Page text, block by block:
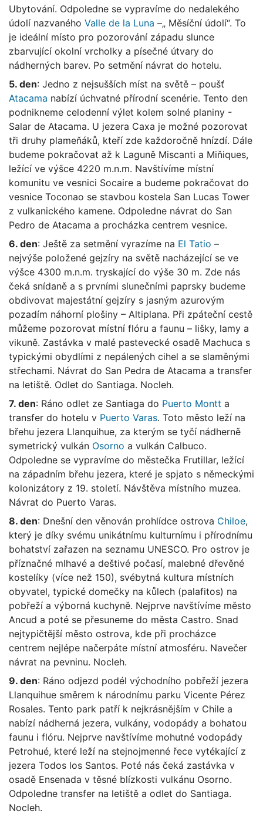
Ubytování. Odpoledne se vypravíme do nedalekého
údolí nazvaného Valle de la Luna –„ Měsíční údolí“. To
je ideální místo pro pozorování západu slunce
zbarvující okolní vrcholky a písečné útvary do
nádherných barev. Po setmění návrat do hotelu.
5. den: Jedno z nejsušších míst na světě – poušť
Atacama nabízí úchvatné přírodní scenérie. Tento den
podnikneme celodenní výlet kolem solné planiny -
Salar de Atacama. U jezera Caxa je možné pozorovat
tři druhy plameňáků, kteří zde každoročně hnízdí. Dále
budeme pokračovat až k Laguně Miscanti a Miňiques,
ležící ve výšce 4220 m.n.m. Navštívíme místní
komunitu ve vesnici Socaire a budeme pokračovat do
vesnice Toconao se stavbou kostela San Lucas Tower
z vulkanického kamene. Odpoledne návrat do San
Pedro de Atacama a procházka centrem vesnice.
6. den: Ještě za setmění vyrazíme na El Tatio –
nejvýše položené gejzíry na světě nacházející se ve
výšce 4300 m.n.m. tryskající do výše 30 m. Zde nás
čeká snídaně a s prvními slunečními paprsky budeme
obdivovat majestátní gejzíry s jasným azurovým
pozadím náhorní plošiny – Altiplana. Při zpáteční cestě
můžeme pozorovat místní flóru a faunu – lišky, lamy a
vikuně. Zastávka v malé pastevecké osadě Machuca s
typickými obydlími z nepálených cihel a se slaměnými
střechami. Návrat do San Pedra de Atacama a transfer
na letiště. Odlet do Santiaga. Nocleh.
7. den: Ráno odlet ze Santiaga do Puerto Montt a
transfer do hotelu v Puerto Varas. Toto město leží na
břehu jezera Llanquihue, za kterým se tyčí nádherně
symetrický vulkán Osorno a vulkán Calbuco.
Odpoledne se vypravíme do městečka Frutillar, ležící
na západním břehu jezera, které je spjato s německými
kolonizátory z 19. století. Návštěva místního muzea.
Návrat do Puerto Varas.
8. den: Dnešní den věnován prohlídce ostrova Chiloe,
který je díky svému unikátnímu kulturnímu i přírodnímu
bohatství zařazen na seznamu UNESCO. Pro ostrov je
příznačné mlhavé a deštivé počasí, malebné dřevěné
kostelíky (více než 150), svébytná kultura místních
obyvatel, typické domečky na kůlech (palafitos) na
pobřeží a výborná kuchyně. Nejprve navštívíme město
Ancud a poté se přesuneme do města Castro. Snad
nejtypičtější město ostrova, kde při procházce
centrem nejlépe načerpáte místní atmosféru. Navečer
návrat na pevninu. Nocleh.
9. den: Ráno odjezd podél východního pobřeží jezera
Llanquihue směrem k národnímu parku Vicente Pérez
Rosales. Tento park patří k nejkrásnějším v Chile a
nabízí nádherná jezera, vulkány, vodopády a bohatou
faunu i flóru. Nejprve navštívíme mohutné vodopády
Petrohué, které leží na stejnojmenné řece vytékající z
jezera Todos los Santos. Poté nás čeká zastávka v
osadě Ensenada v těsné blízkosti vulkánu Osorno.
Odpoledne transfer na letiště a odlet do Santiaga.
Nocleh.